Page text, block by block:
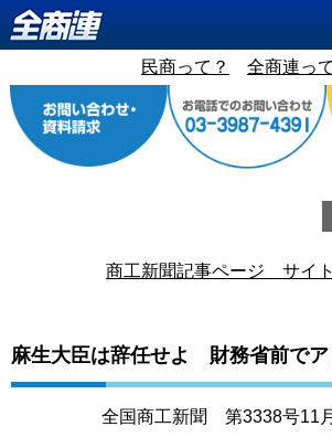
民商って？ 全商連っ
商工新聞記事ページ サイ
麻生大臣は辞任せよ 財務省前でア
全国商工新聞 第3338号11